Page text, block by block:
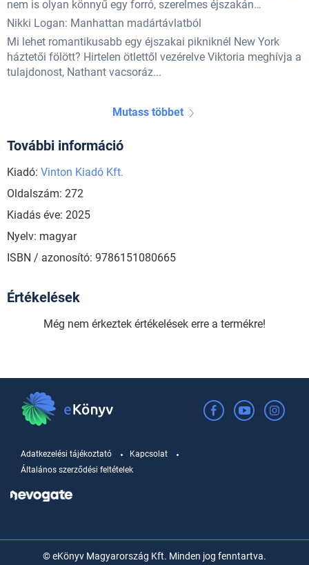
nem is olyan könnyű egy forró, szerelmes éjszakán…
Nikki Logan: Manhattan madártávlatból
Mi lehet romantikusabb egy éjszakai pikniknél New York
háztetői fölött? Hirtelen ötlettől vezérelve Viktoria meghívja a
tulajdonost, Nathant vacsoráz...
Mutass többet
További információ
Kiadó: Vinton Kiadó Kft.
Oldalszám: 272
Kiadás éve: 2025
Nyelv: magyar
ISBN / azonosító: 9786151080665
Értékelések
Még nem érkeztek értékelések erre a termékre!
Adatkezelési tájékoztató
Kapcsolat
Általános szerződési feltételek
© eKönyv Magyarország Kft. Minden jog fenntartva.